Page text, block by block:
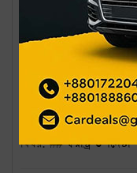
আপনি কি ঢাকায়
তাকে
করা উচিত নয়’ ।
স্বরাষ্ট্র উপদেষ্টা
বিষয়: ## স্বরাষ্ট্র উপদেষ্টা